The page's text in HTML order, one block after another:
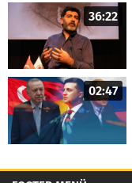
36:22
02:47